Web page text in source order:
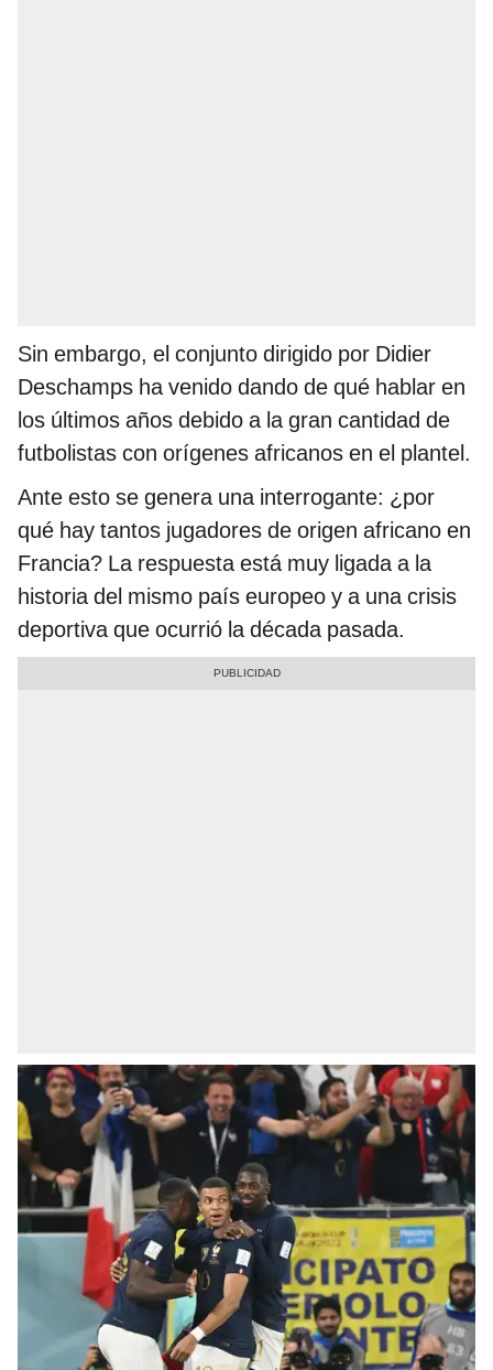
Sin embargo, el conjunto dirigido por Didier
Deschamps ha venido dando de qué hablar en
los últimos años debido a la gran cantidad de
futbolistas con orígenes africanos en el plantel.
Ante esto se genera una interrogante: ¿por
qué hay tantos jugadores de origen africano en
Francia? La respuesta está muy ligada a la
historia del mismo país europeo y a una crisis
deportiva que ocurrió la década pasada.